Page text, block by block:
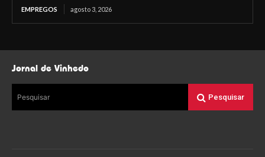
EMPREGOS agosto 3, 2026
Jornal de Vinhedo
Pesquisar Pesquisar